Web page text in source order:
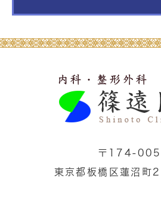
〒174-
東京都板橋区蓮沼